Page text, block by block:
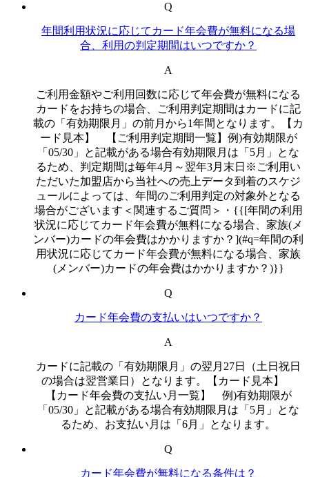
Q
年間利用状況に応じてカード年会費が無料になる場
合、利用の判定期間はいつですか？
A
ご利用金額やご利用回数に応じて年会費が無料になる
カードをお持ちの場合、ご利用判定期間はカードに記
載の「有効期限月」の前月から1年間となります。【カ
ード見本】 【ご利用判定期間一覧】例)有効期限が
「05/30」と記載がある場合有効期限月は「5月」とな
るため、判定期間は毎年4月～翌年3月末日※ご利用い
ただいた加盟店から当社への売上データ到着のスケジ
ュールによっては、年間のご利用判定の対象外となる
場合がございます＜関連するご質問＞・{{[年間の利用
状況に応じてカード年会費が無料になる場合、家族(メ
ンバー)カードの年会費はかかりますか？](#q=年間の利
用状況に応じてカード年会費が無料になる場合、家族
(メンバー)カードの年会費はかかりますか？)}}
Q
カード年会費の支払いはいつですか？
A
カードに記載の「有効期限月」の翌月27日（土日祝日
の場合は翌営業日）となります。【カード見本】
【カード年会費の支払い月一覧】 例)有効期限が
「05/30」と記載がある場合有効期限月は「5月」とな
るため、お支払い月は「6月」となります。
Q
カード年会費が無料になる条件は？